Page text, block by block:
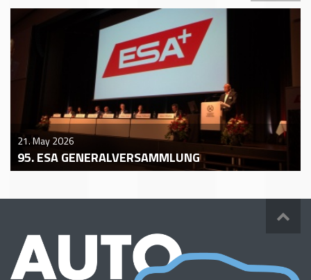
21. May 2026
95. ESA GENERALVERSAMMLUNG